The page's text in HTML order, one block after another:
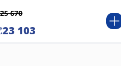
25 670
23 103